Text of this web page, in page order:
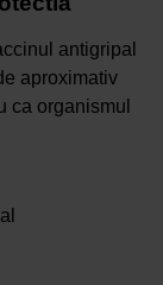
antigripal
aproximativ
ca organismul